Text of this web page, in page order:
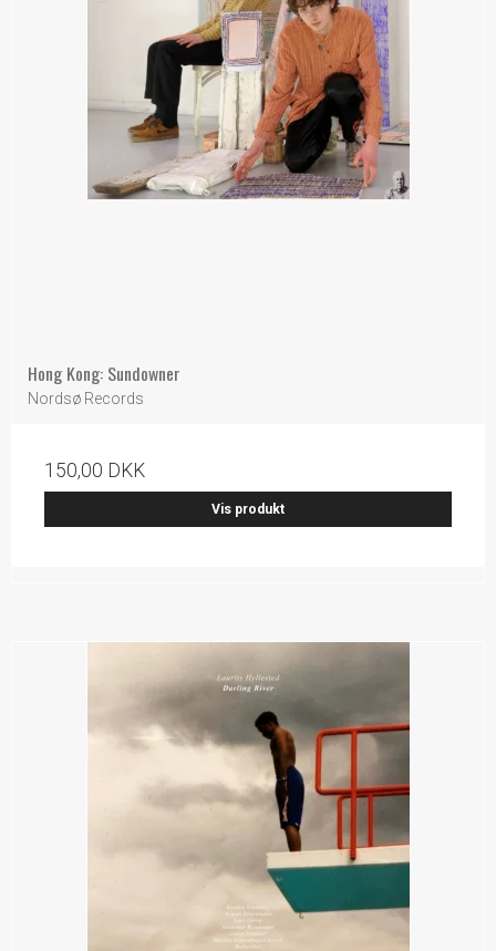
Hong Kong: Sundowner
Nordsø Records
150,00 DKK
Vis produkt